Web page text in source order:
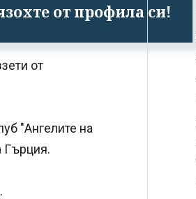
от профила си!
от
"Ангелите на
Гърция.